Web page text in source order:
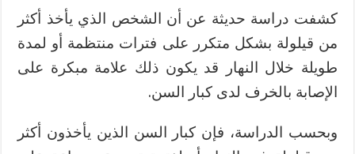
كشفت دراسة حديثة عن أن الشخص الذي يأخذ أكثر
من قيلولة بشكل متكرر على فترات منتظمة أو لمدة
طويلة خلال النهار قد يكون ذلك علامة مبكرة على
الإصابة بالخرف لدى كبار السن.
وبحسب الدراسة، فإن كبار السن الذين يأخذون أكثر